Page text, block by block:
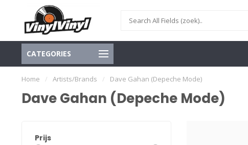
CATEGORIES
Home / Artists/Brands / Dave Gahan (Depeche Mode)
Dave Gahan (Depeche Mode)
Prijs